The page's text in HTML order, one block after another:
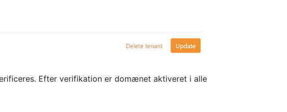
Efter verifikation er domænet aktiveret i alle